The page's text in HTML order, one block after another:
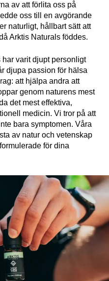
av att förlita oss på
oss till en avgörande
naturligt, hållbart sätt att
Arktis Naturals föddes.
varit djupt personligt
djupa passion för hälsa
att hjälpa andra att
genom naturens mest
det mest effektiva,
medicin. Vi tror på att
bara symptomen. Våra
av natur och vetenskap
för dina